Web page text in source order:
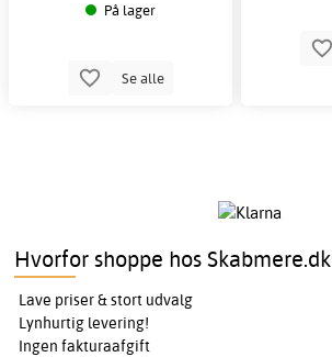
På lager
Se alle
Hvorfor shoppe hos Skabmere.dk
Lave priser & stort udvalg
Lynhurtig levering!
Ingen fakturaafgift